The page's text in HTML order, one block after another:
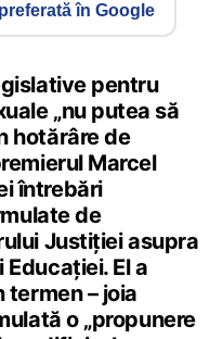
în Google
pentru
„nu putea să
hotărâre de
Marcel
întrebări
de
Justiției asupra
El a
– joia
o „propunere